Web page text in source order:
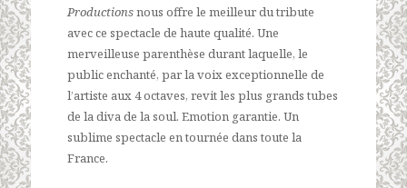
Productionsnous offre le meilleur du tribute
avec ce spectacle de haute qualité. Une
merveilleuse parenthèse durant laquelle, le
public enchanté, par la voix exceptionnelle de
l’artiste aux 4 octaves, revit les plus grands tubes
de la diva de la soul. Emotion garantie. Un
sublime spectacle en tournée dans toute la
France.